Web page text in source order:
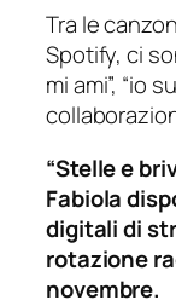
Tra le
Spotify, ci
mi ami”, “io
“Stelle e
Fabiola
digitali di
rotazione
novembre.